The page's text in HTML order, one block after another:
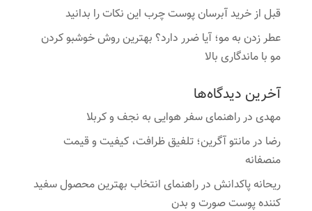
قبل از خرید آبرسان پوست چرب این نکات را بدانید
عطر زدن به مو؛ آیا ضرر دارد؟ بهترین روش خوشبو کردن
مو با ماندگاری بالا
آخرین دیدگاه‌ها
مهدیدرراهنمای سفر هوایی به نجف و کربلا
رضا درمانتو آگرین؛ تلفیق ظرافت، کیفیت و قیمت
منصفانه
ریحانه پاکدانشدرراهنمای انتخاب بهترین محصول سفید
کننده پوست صورت و بدن